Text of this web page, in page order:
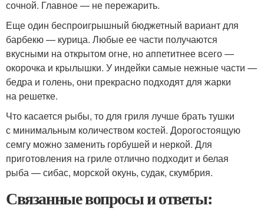
сочной. Главное — не пережарить.
Еще один беспроигрышный бюджетный вариант для
барбекю — курица. Любые ее части получаются
вкусными на открытом огне, но аппетитнее всего —
окорочка и крылышки. У индейки самые нежные части —
бедра и голень, они прекрасно подходят для жарки
на решетке.
Что касается рыбы, то для гриля лучше брать тушки
с минимальным количеством костей. Дорогостоящую
семгу можно заменить горбушей и неркой. Для
приготовления на гриле отлично подходит и белая
рыба — сибас, морской окунь, судак, скумбрия.
Связанные вопросы и ответы: